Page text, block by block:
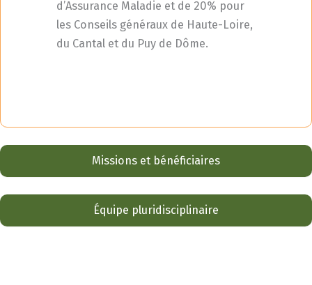
Missions et bénéficiaires
Équipe pluridisciplinaire
d’Assurance Maladie et de 20% pour
les Conseils généraux de Haute-Loire,
du Cantal et du Puy de Dôme.